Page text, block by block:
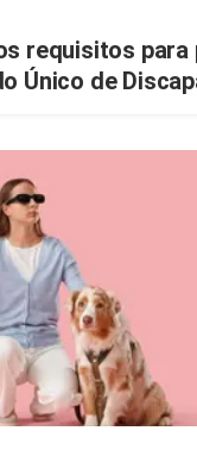
requisitos para
Único de